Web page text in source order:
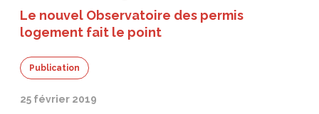
Le nouvel Observatoire des permis
logement fait le point
Publication
25 février 2019